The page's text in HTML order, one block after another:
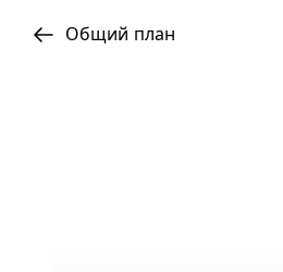
Общий план